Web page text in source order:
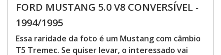
FORD MUSTANG 5.0 V8 CONVERSÍVEL -
1994/1995
Essa raridade da foto é um Mustang com câmbio
T5 Tremec. Se quiser levar, o interessado vai